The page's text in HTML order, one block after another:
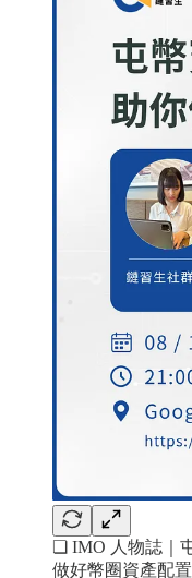
❏ IMO 人物誌｜
做好幣圈資產配